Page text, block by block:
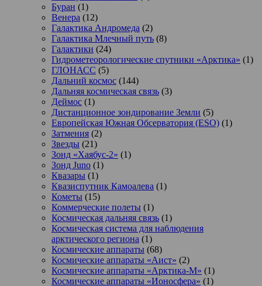
Буран (1)
Венера (12)
Галактика Андромеда (2)
Галактика Млечный путь (8)
Галактики (24)
Гидрометеорологические спутники «Арктика» (1)
ГЛОНАСС (5)
Дальний космос (144)
Дальняя космическая связь (3)
Деймос (1)
Дистанционное зондирование Земли (5)
Европейская Южная Обсерватория (ESO) (1)
Затмения (2)
Звезды (21)
Зонд «Хаябус-2» (1)
Зонд Juno (1)
Квазары (1)
Квазиспутник Камоалева (1)
Кометы (15)
Коммерческие полеты (1)
Космическая дальняя связь (1)
Космическая система для наблюдения
арктического региона (1)
Космические аппараты (68)
Космические аппараты «Аист» (2)
Космические аппараты «Арктика-М» (1)
Космические аппараты «Ионосфера» (1)